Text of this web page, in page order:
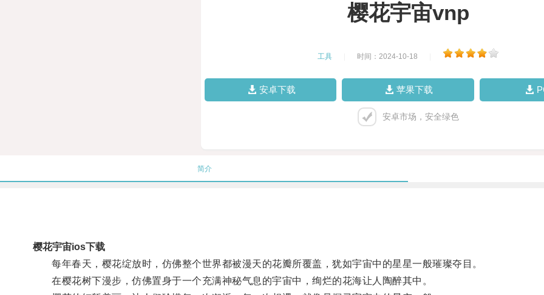
樱花宇宙vnp
工具 时间：2024-10-18
安卓下载 苹果下载
安卓市场，安全绿色
简介
樱花宇宙ios下载
每年春天，樱花绽放时，仿佛整个世界都被漫天的花瓣所覆盖，犹如宇宙中的星星一般璀璨夺目。
在樱花树下漫步，仿佛置身于一个充满神秘气息的宇宙中，绚烂的花海让人陶醉其中。